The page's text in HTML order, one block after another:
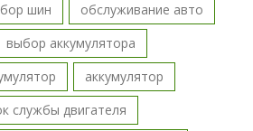
шин
обслуживание авто
выбор аккумулятора
аккумулятор
службы двигателя